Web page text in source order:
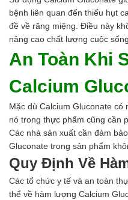
Tuyển dụng
bệnh liên quan đến thiếu hụt
đề về răng miệng. Điều này
nâng cao chất lượng cuộc
An Toàn Khi
Calcium
Mặc dù Calcium Gluconate
nó trong thực phẩm cũng cần
Các nhà sản xuất cần đảm
Gluconate trong sản phẩm
Quy Định Về
Các tổ chức y tế và an toàn
thể về hàm lượng Calcium